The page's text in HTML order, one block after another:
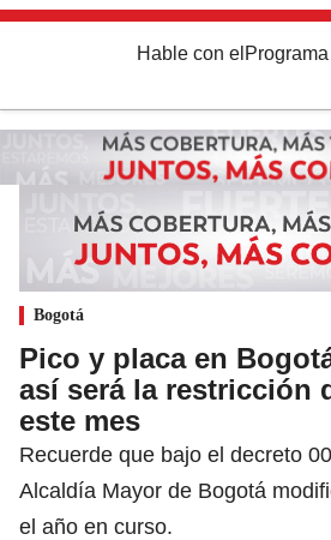
Hable con el Programa
Bogotá
Pico y placa en
así será la restricción
este mes
Recuerde que bajo el decreto
Alcaldía Mayor de Bogotá
el año en curso.